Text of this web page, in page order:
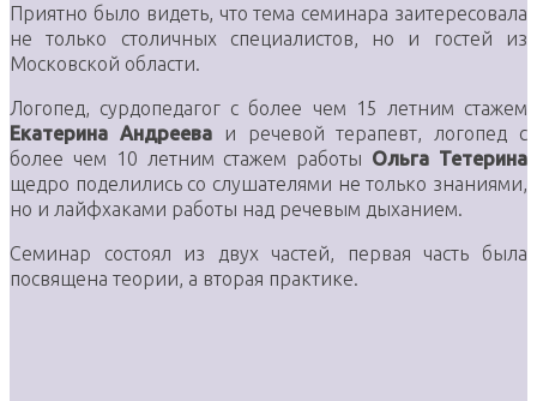
Приятно было видеть, что тема семинара заитересовала
не только столичных специалистов, но и гостей из
Московской области.
Логопед, сурдопедагог с более чем 15 летним стажем
Екатерина Андрееваи речевой терапевт, логопед с
более чем 10 летним стажем работы Ольга Тетерина
щедро поделились со слушателями не только знаниями,
но и лайфхаками работы над речевым дыханием.
Семинар состоял из двух частей, первая часть была
посвящена теории, а вторая практике.